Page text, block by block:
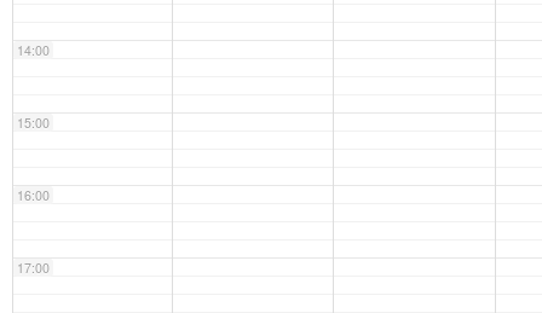
14:00
15:00
16:00
17:00